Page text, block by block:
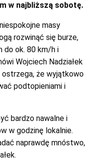
w najbliższą sobotę.
masy
rozwinąć się burze,
do ok. 80 km/h i
Wojciech Nadziałek
ostrzega, że wyjątkowo
podtopieniami i
bardzo nawalne i
w godzinę lokalnie.
naprawdę mnóstwo,